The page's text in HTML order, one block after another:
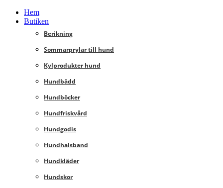
Hem
Butiken
Berikning
Sommarprylar till hund
Kylprodukter hund
Hundbädd
Hundböcker
Hundfriskvård
Hundgodis
Hundhalsband
Hundkläder
Hundskor